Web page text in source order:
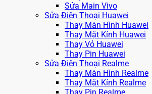
Sửa Main Vivo
Sửa Điện Thoại Huawei
Thay Màn Hình Huawei
Thay Mặt Kính Huawei
Thay Vỏ Huawei
Thay Pin Huawei
Sửa Điện Thoại Realme
Thay Màn Hình Realme
Thay Mặt Kính Realme